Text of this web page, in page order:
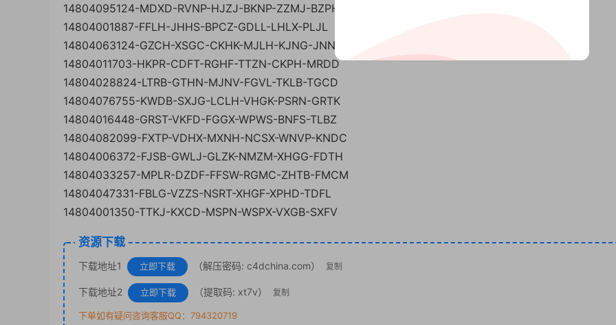
14804095124-MDXD-RVNP-HJZJ-BKNP-ZZMJ-BZPH
14804001887-FFLH-JHHS-BPCZ-GDLL-LHLX-PLJL
14804063124-GZCH-XSGC-CKHK-MJLH-KJNG-JNNH
14804011703-HKPR-CDFT-RGHF-TTZN-CKPH-MRDD
14804028824-LTRB-GTHN-MJNV-FGVL-TKLB-TGCD
14804076755-KWDB-SXJG-LCLH-VHGK-PSRN-GRTK
14804016448-GRST-VKFD-FGGX-WPWS-BNFS-TLBZ
14804082099-FXTP-VDHX-MXNH-NCSX-WNVP-KNDC
14804006372-FJSB-GWLJ-GLZK-NMZM-XHGG-FDTH
14804033257-MPLR-DZDF-FFSW-RGMC-ZHTB-FMCM
14804047331-FBLG-VZZS-NSRT-XHGF-XPHD-TDFL
14804001350-TTKJ-KXCD-MSPN-WSPX-VXGB-SXFV
资源下载
下载地址1 立即下载 （解压密码: c4dchina.com） 复制
下载地址2 立即下载 （提取码: xt7v） 复制
下单如有疑问咨询客服QQ：794320719